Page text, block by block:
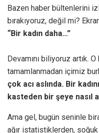
Bazen haber bültenlerini
bırakıyoruz, değil mi?
“Bir kadın daha…”
Devamını biliyoruz artık.
tamamlanmadan içimiz
çok acı aslında. Bir
kasteden bir şeye nasıl
Ama gel, bugün seninle
ağır istatistiklerden,